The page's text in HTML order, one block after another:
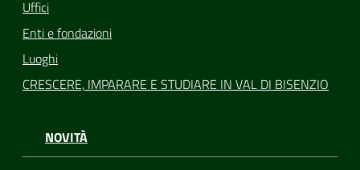
Uffici
Enti e fondazioni
Luoghi
CRESCERE, IMPARARE E STUDIARE IN VAL DI BISENZIO
NOVITÀ